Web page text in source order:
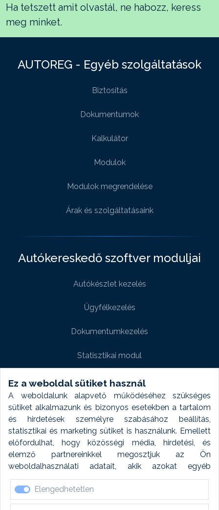
Ez a weboldal sütiket használ
A weboldalunk alapvető működéséhez szükséges
sütiket alkalmazunk és bizonyos esetekben a tartalom
és hirdetések személyre szabásához beállítás,
statisztikai és marketing sütiket is használunk. Emellett
előfordulhat, hogy közösségi média, hirdetési, és
elemző partnereinkkel megosztjuk az Ön
weboldalhasználati adatait, akik azokat egyéb
forrásokból gyűjtött adatokkal kombinálhatják. A sütik
elfogadásával kapcsolatosan naplózást végzünk és
ezen adatokat 6 hónap után automatikusan töröljük. A
Elengedhetetlen
Ha tetszett amit olvastál, ne habozz, keress
meg minket.
AUTOREG - Egyéb szolgáltatások
Biztositás
Dokumentumok
Kalkulátor
Modulok
Modulok megrendelése
Árak és szolgáltatásaink
Autókereskedő szoftver moduljai
Autókészlet kezelés
Ügyfélkezelés
Dokumentumkezelés
Statisztikai modul
Weboldal modul
Fényképtár extra modul
Autómosó modul
Feladatütemezés